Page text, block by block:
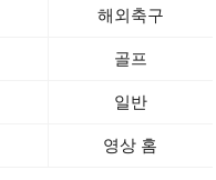
해외축구
골프
일반
영상 홈